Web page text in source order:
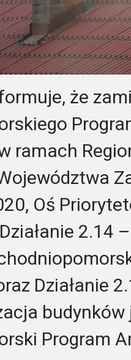
że
ramach
Oś
2.14
Działanie
Program